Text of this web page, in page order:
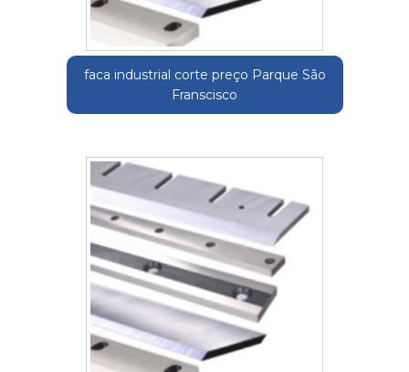
faca industrial corte preço Parque São
Franscisco